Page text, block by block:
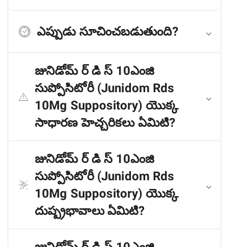
ఎప్పుడు సూచించబడుతుంది?
జునిడోమ్ ర్ డి స్ 10ఎంజి
సుప్పోసిటోరీ (Junidom Rds
10Mg Suppository) యొక్క
సాధారణ హెచ్చరికలు ఏమిటి?
జునిడోమ్ ర్ డి స్ 10ఎంజి
సుప్పోసిటోరీ (Junidom Rds
10Mg Suppository) యొక్క
దుష్ప్రభావాలు ఏమిటి?